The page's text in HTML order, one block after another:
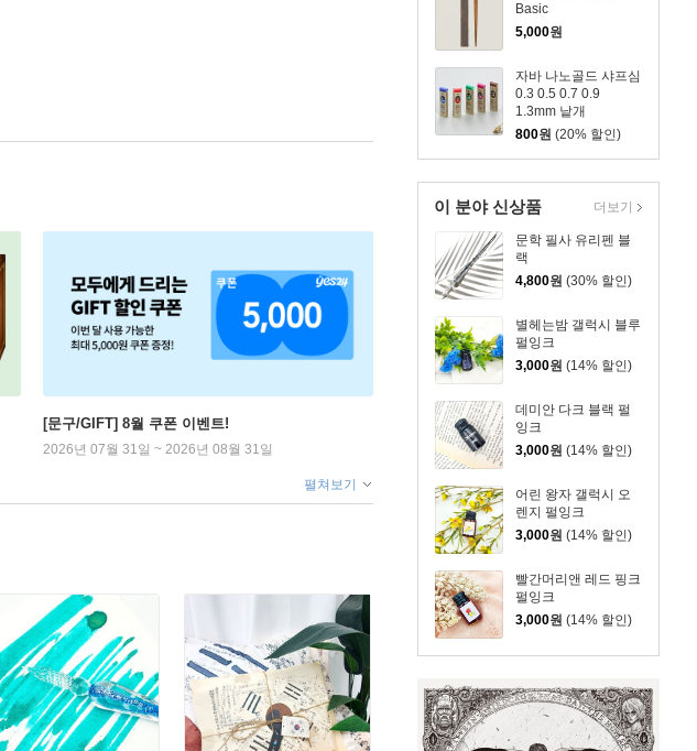
Basic
5,000원
자바 나노골드 샤프심
0.3 0.5 0.7 0.9
1.3mm 낱개
800원 (20% 할인)
이 분야 신상품
문학 필사 유리펜 블
랙
4,800원 (30% 할인)
별헤는밤 갤럭시 블루
펄잉크
3,000원 (14% 할인)
데미안 다크 블랙 펄
잉크
3,000원 (14% 할인)
어린 왕자 갤럭시 오
렌지 펄잉크
3,000원 (14% 할인)
빨간머리앤 레드 핑크
펄잉크
3,000원 (14% 할인)
더보기
[문구/GIFT] 8월 쿠폰 이벤트!
2026년 07월 31일 ~ 2026년 08월 31일
펼쳐보기